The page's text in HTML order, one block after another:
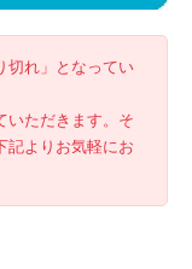
切れ」となってい
いただきます。そ
記よりお気軽にお